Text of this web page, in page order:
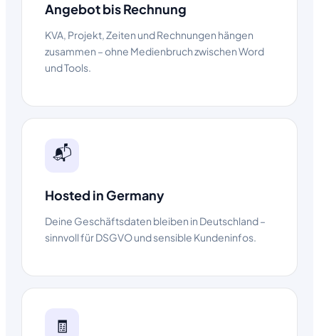
Angebot bis Rechnung
KVA, Projekt, Zeiten und Rechnungen hängen
zusammen – ohne Medienbruch zwischen Word
und Tools.
📬
Hosted in Germany
Deine Geschäftsdaten bleiben in Deutschland –
sinnvoll für DSGVO und sensible Kundeninfos.
🧾